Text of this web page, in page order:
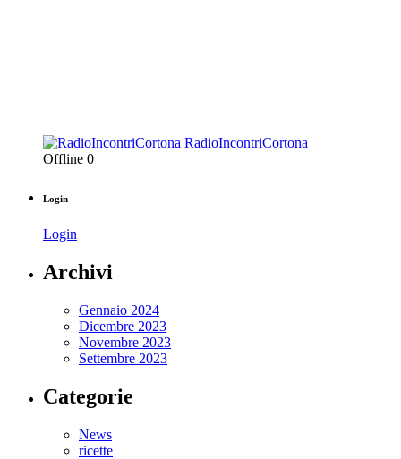
RadioIncontriCortona
Offline 0
Login
Login
Archivi
Gennaio 2024
Dicembre 2023
Novembre 2023
Settembre 2023
Categorie
News
ricette